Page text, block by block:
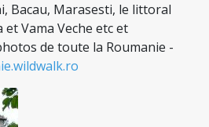
Bacau, Marasesti, le littoral
Vama Veche etc et
de toute la Roumanie -